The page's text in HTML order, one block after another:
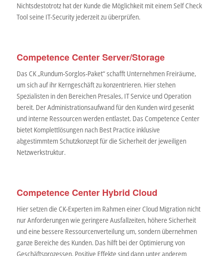
Nichtsdestotrotz hat der Kunde die Möglichkeit mit einem Self Check
Tool seine IT-Security jederzeit zu überprüfen.
Competence Center Server/Storage
Das CK „Rundum-Sorglos-Paket“ schafft Unternehmen Freiräume,
um sich auf ihr Kerngeschäft zu konzentrieren. Hier stehen
Spezialisten in den Bereichen Presales, IT Service und Operation
bereit. Der Administrationsaufwand für den Kunden wird gesenkt
und interne Ressourcen werden entlastet. Das Competence Center
bietet Komplettlösungen nach Best Practice inklusive
abgestimmtem Schutzkonzept für die Sicherheit der jeweiligen
Netzwerkstruktur.
Competence Center Hybrid Cloud
Hier setzen die CK-Experten im Rahmen einer Cloud Migration nicht
nur Anforderungen wie geringere Ausfallzeiten, höhere Sicherheit
und eine bessere Ressourcenverteilung um, sondern übernehmen
ganze Bereiche des Kunden. Das hilft bei der Optimierung von
Geschäftsprozessen. Positive Effekte sind dann unter anderem